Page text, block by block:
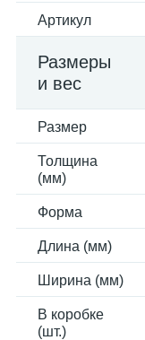
Артикул
Размеры
и вес
Размер
Толщина
(мм)
Форма
Длина (мм)
Ширина (мм)
В коробке
(шт.)